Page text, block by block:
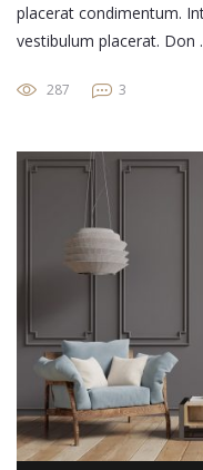
placerat condimentum.
vestibulum placerat. Don
287 3